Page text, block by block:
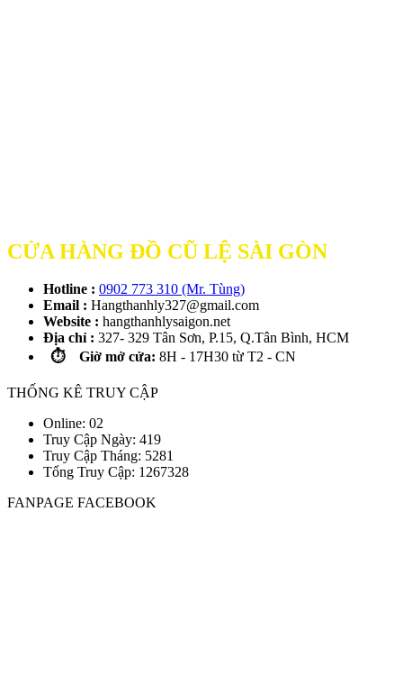
CỬA HÀNG ĐỒ CŨ LỆ SÀI GÒN
Hotline : 0902 773 310 (Mr. Tùng)
Email : Hangthanhly327@gmail.com
Website : hangthanhlysaigon.net
Địa chỉ : 327- 329 Tân Sơn, P.15, Q.Tân Bình, HCM
⏱️ Giờ mở cửa: 8H - 17H30 từ T2 - CN
THỐNG KÊ TRUY CẬP
Online: 02
Truy Cập Ngày: 419
Truy Cập Tháng: 5281
Tổng Truy Cập: 1267328
FANPAGE FACEBOOK